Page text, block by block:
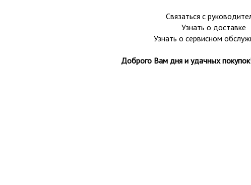
Связаться с
Узнать о доставке
Узнать о сервисном
Доброго Вам дня и удачных